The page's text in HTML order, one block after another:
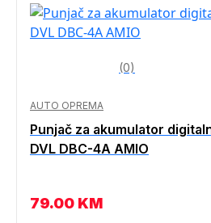
(0)
AUTO OPREMA
Punjač za akumulator
DVL DBC-4A AMIO
79.00 KM